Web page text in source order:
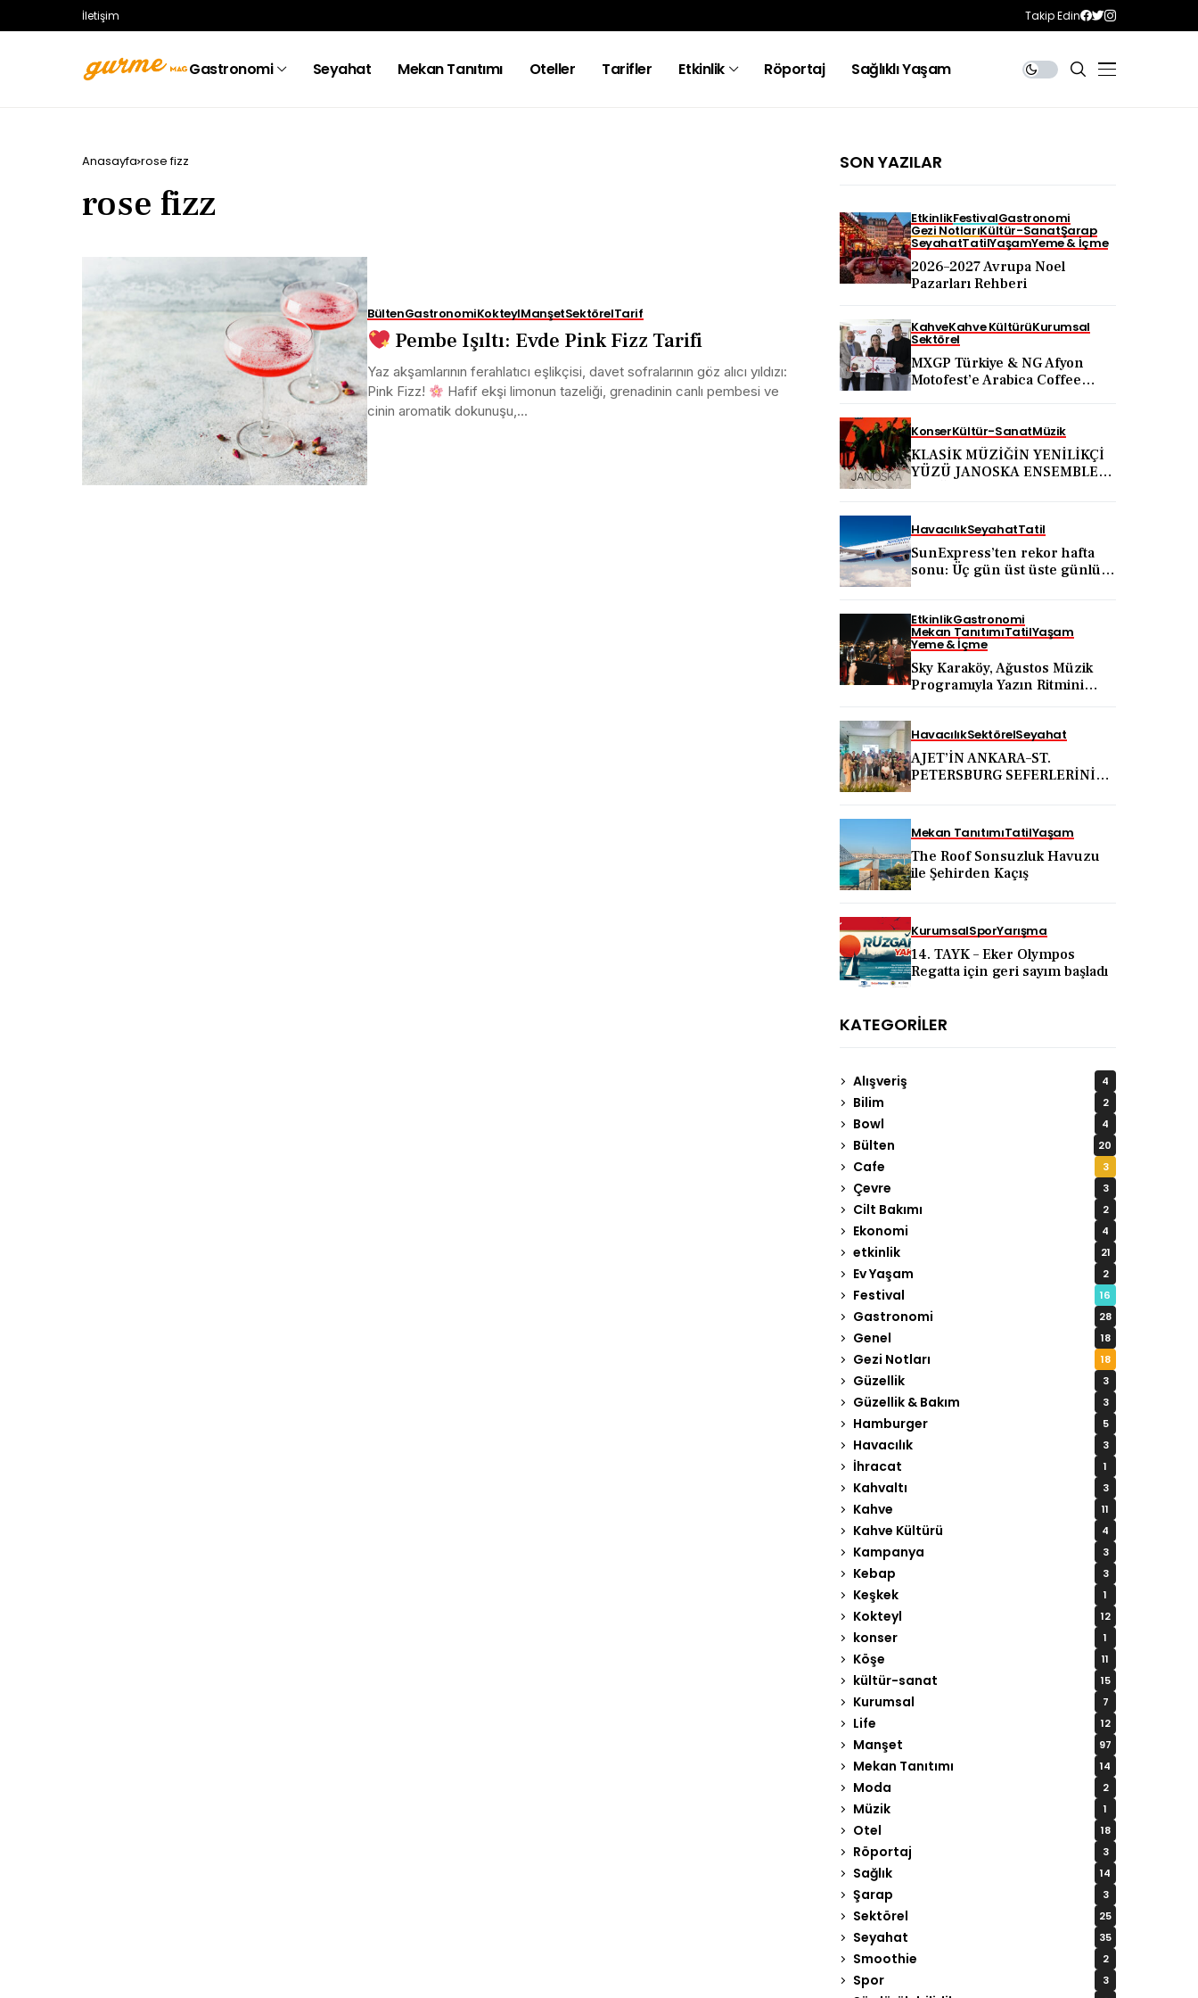
İletişim Takip Edin
Gastronomi Seyahat Mekan Tanıtımı Oteller Tarifler Etkinlik Röportaj Sağlıklı Yaşam
Anasayfa rose fizz
rose fizz
BültenGastronomiKokteylManşetSektörelTarif
Pembe Işıltı: Evde Pink Fizz Tarifi
Yaz akşamlarının ferahlatıcı eşlikçisi, davet sofralarının göz alıcı yıldızı:
Pink Fizz!
Hafif ekşi limonun tazeliği, grenadinin canlı pembesi ve
cinin aromatik dokunuşu,...
SON YAZILAR
EtkinlikFestivalGastronomi
Gezi NotlarıKültür-SanatŞarap
SeyahatTatilYaşamYeme & İçme
2026–2027 Avrupa Noel
Pazarları Rehberi
KahveKahve KültürüKurumsal
Sektörel
MXGP Türkiye & NG Afyon
Motofest’e Arabica Coffee
KonserKültür-SanatMüzik
KLASİK MÜZİĞİN YENİLİKÇİ
YÜZÜ JANOSKA ENSEMBLE
HavacılıkSeyahatTatil
SunExpress’ten rekor hafta
sonu: Üç gün üst üste günlük
EtkinlikGastronomi
Mekan TanıtımıTatilYaşam
Yeme & İçme
Sky Karaköy, Ağustos Müzik
Programıyla Yazın Ritmini
HavacılıkSektörelSeyahat
AJET’İN ANKARA–ST.
PETERSBURG SEFERLERİNİN
TANITIM ATAĞI
Mekan TanıtımıTatilYaşam
The Roof Sonsuzluk Havuzu
ile Şehirden Kaçış
KurumsalSporYarışma
14. TAYK – Eker Olympos
Regatta için geri sayım başladı
KATEGORILER
Alışveriş 4
Bilim 2
Bowl 4
Bülten 20
Cafe 3
Çevre 3
Cilt Bakımı 2
Ekonomi 4
etkinlik 21
Ev Yaşam 2
Festival 16
Gastronomi 28
Genel 18
Gezi Notları 18
Güzellik 3
Güzellik & Bakım 3
Hamburger 5
Havacılık 3
İhracat 1
Kahvaltı 3
Kahve 11
Kahve Kültürü 4
Kampanya 3
Kebap 3
Keşkek 1
Kokteyl 12
konser 1
Köşe 11
kültür-sanat 15
Kurumsal 7
Life 12
Manşet 97
Mekan Tanıtımı 14
Moda 2
Müzik 1
Otel 18
Röportaj 3
Sağlık 14
Şarap 3
Sektörel 25
Seyahat 35
Smoothie 2
Spor 3